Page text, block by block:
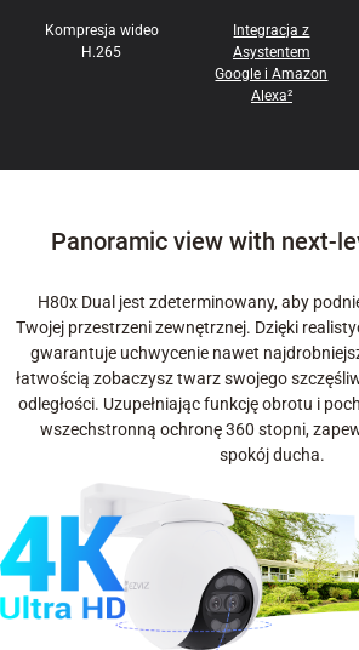
Kompresja wideo
H.265
Integracja z
Asystentem
Google i Amazon
Alexa²
Panoramic view with next-
H80x Dual jest zdeterminowany, aby
Twojej przestrzeni zewnętrznej. Dzięki
gwarantuje uchwycenie nawet
łatwością zobaczysz twarz swojego
odległości. Uzupełniając funkcję obrotu i
wszechstronną ochronę 360 stopni,
spokój ducha.